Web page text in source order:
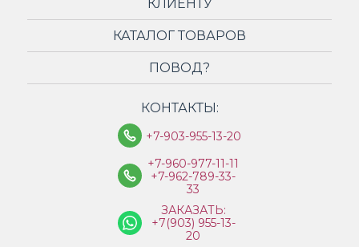
КЛИЕНТУ
КАТАЛОГ ТОВАРОВ
ПОВОД?
КОНТАКТЫ:
+7-903-955-13-20
+7-960-977-11-11
+7-962-789-33-
33
ЗАКАЗАТЬ:
+7(903) 955-13-
20